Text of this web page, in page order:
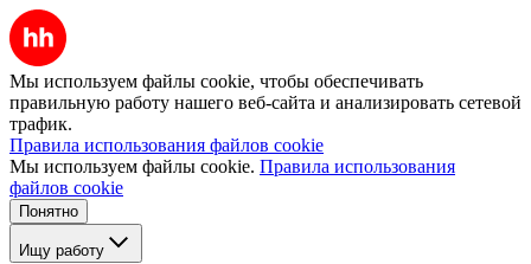
Мы используем файлы cookie, чтобы обеспечивать
правильную работу нашего веб-сайта и анализировать сетевой
трафик.
Правила использования файлов cookie
Мы используем файлы cookie. Правила использования
файлов cookie
Понятно
Ищу работу